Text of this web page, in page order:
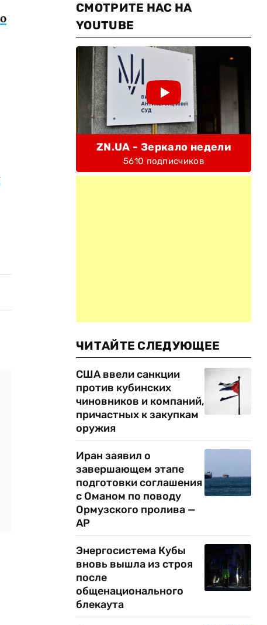
СМОТРИТЕ НАС НА
YOUTUBE
ZN.UA - Зеркало недели
5610 подписчиков
ЧИТАЙТЕ СЛЕДУЮЩЕЕ
США ввели санкции
против кубинских
чиновников и компаний,
причастных к закупкам
оружия
Иран заявил о
завершающем этапе
подготовки соглашения
с Оманом по поводу
Ормузского пролива —
AP
Энергосистема Кубы
вновь вышла из строя
после
общенационального
блекаута